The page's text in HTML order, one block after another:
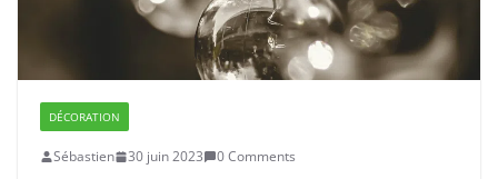
DÉCORATION
Sébastien 30 juin 2023 0 Comments